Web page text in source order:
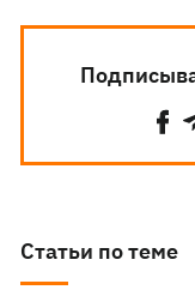
Статьи по теме